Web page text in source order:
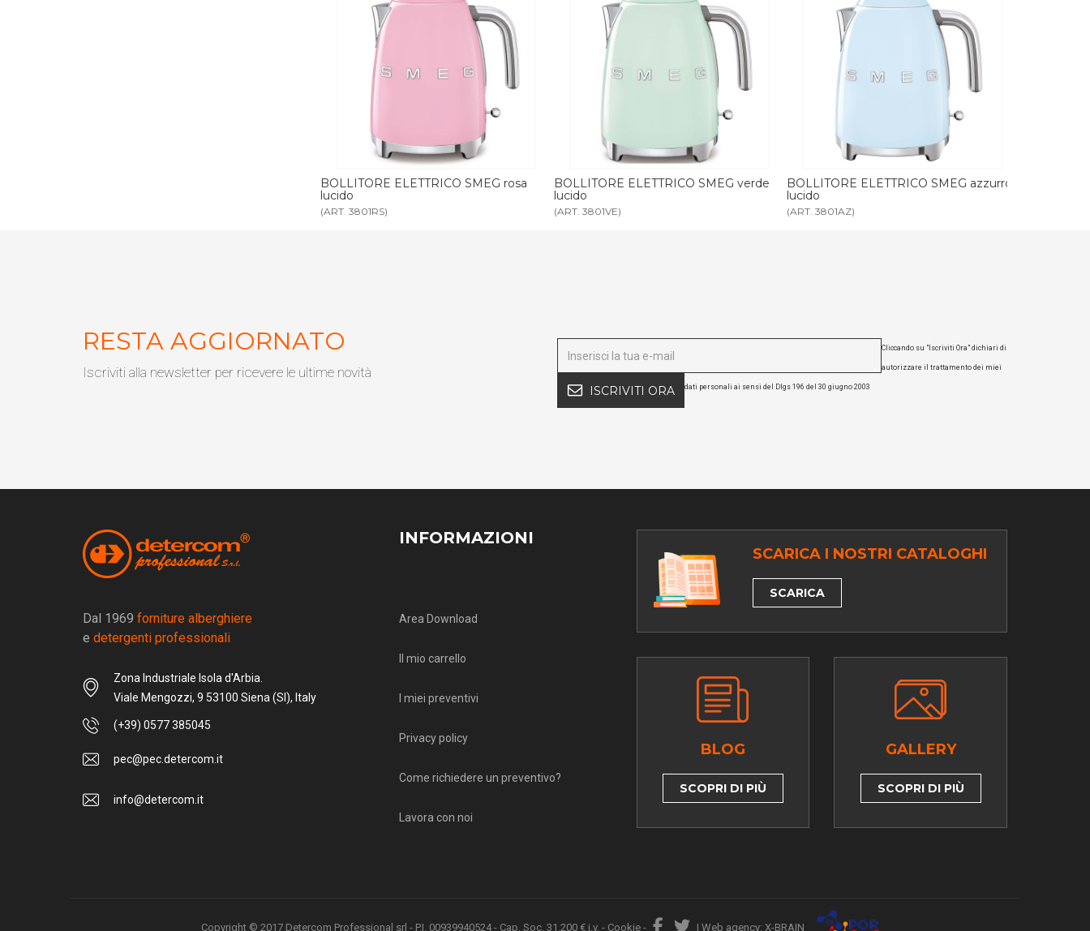
BOLLITORE ELETTRICO SMEG verde
lucido
(ART. 3801VE)
BOLLITORE ELETTRICO SMEG azzurro
lucido
(ART. 3801AZ)
BOLLITORE ELETTRICO SMEG panna
lucido
(ART. 3801CR)
RESTA AGGIORNATO
Iscriviti alla newsletter per ricevere le ultime novità
ISCRIVITI ORA
Cliccando su "Iscriviti Ora" dichiari di
autorizzare il trattamento dei miei
dati personali ai sensi del Dlgs 196 del 30 giugno 2003
Dal 1969 forniture alberghiere
e detergenti professionali
Zona Industriale Isola d'Arbia.
Viale Mengozzi, 9 53100 Siena (SI), Italy
(+39) 0577 385045
pec@pec.detercom.it
info@detercom.it
INFORMAZIONI
Area Download
Il mio carrello
I miei preventivi
Privacy policy
Come richiedere un preventivo?
Lavora con noi
SCARICA I NOSTRI CATALOGHI
SCARICA
BLOG
SCOPRI DI PIÙ
GALLERY
SCOPRI DI PIÙ
Copyright © 2017 Detercom Professional srl - P.I. 00939940524 - Cap. Soc. 31.200 € i.v. - Cookie - | Web agency: X-BRAIN